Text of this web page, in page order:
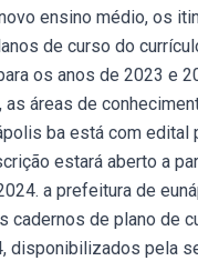
ensino médio, os
de curso do
os anos de 2023 e
áreas de
ba está com edital
estará aberto a
a prefeitura de
cadernos de plano de
disponibilizados pela